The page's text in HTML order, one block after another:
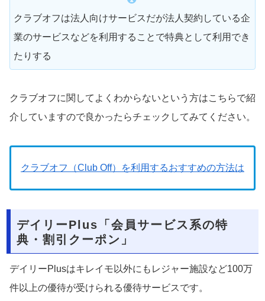
クラブオフは法人向けサービスだが法人契約している企
業のサービスなどを利用することで特典として利用でき
たりする
クラブオフに関してよくわからないという方はこちらで紹
介していますので良かったらチェックしてみてください。
クラブオフ（Club Off）を利用するおすすめの方法は
デイリーPlus「会員サービス系の特
典・割引クーポン」
デイリーPlusはキレイモ以外にもレジャー施設など100万
件以上の優待が受けられる優待サービスです。